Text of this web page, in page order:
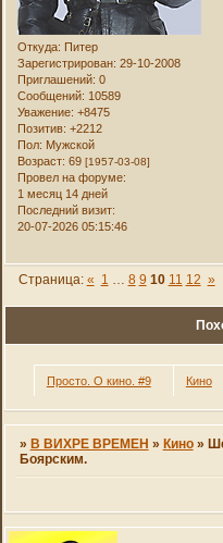
Откуда: Питер
Зарегистрирован: 29-10-2008
Приглашений: 0
Сообщений: 10589
Уважение: +8475
Позитив: +2212
Пол: Мужской
Возраст: 69[1957-03-08]
Провел на форуме:
1 месяц 14 дней
Последний визит:
20-07-2026 05:15:46
Страница: « 1 8 9 10 11 12 »
Просто. О кино. #9 Кино
» В ВИХРЕ ВРЕМЕН » Кино »
Боярским.